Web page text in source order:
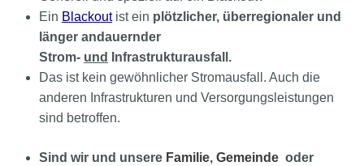
Ein Blackoutistein plötzlicher, überregionaler und
länger andauernder
Strom- und
Infrastrukturausfall.
Das ist kein gewöhnlicher Stromausfall. Auch die
anderen Infrastrukturen und Versorgungsleistungen
sind betroffen.
Sind wir und unsere Familie, Gemeinde oder